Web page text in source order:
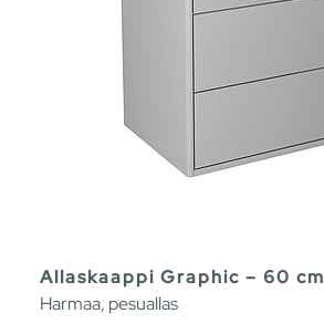
Allaskaappi Graphic – 60 cm
Harmaa, pesuallas